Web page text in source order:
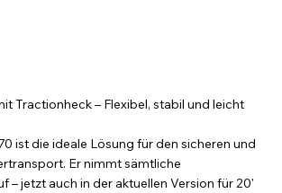
Tractionheck – Flexibel, stabil und leicht
ist die ideale Lösung für den sicheren und
Er nimmt sämtliche
– jetzt auch in der aktuellen Version für 20'